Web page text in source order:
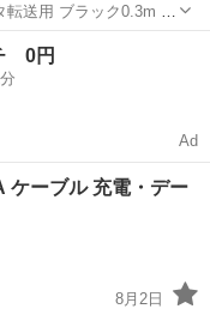
送用 ブラック0.3m 2
0円
Ad
ーブル 充電・デー
8月2日